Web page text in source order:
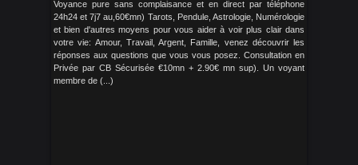
Voyance pure sans complaisance et en direct par téléphone
24h24 et 7j7 au,60€mn) Tarots, Pendule, Astrologie, Numérologie
et bien d'autres moyens pour vous aider à voir plus clair dans
votre vie: Amour, Travail, Argent, Famille, venez découvrir les
réponses aux questions que vous vous posez. Consultation en
Privée par CB Sécurisée €10mn + 2.90€ mn sup). Un voyant
membre de (...)